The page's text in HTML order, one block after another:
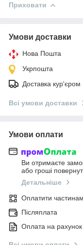
Приховати
Умови доставки
Нова Пошта
Укрпошта
Доставка кур'єром
Всі умови доставки
Умови оплати
Ви отримаєте
або гроші
Детальніше
Оплатити
Післяплата
Оплата на рахунок